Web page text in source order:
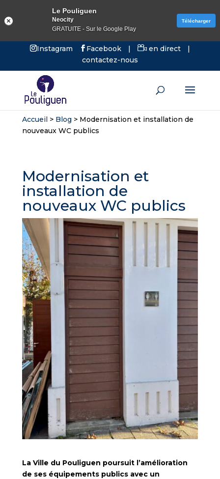
Instagram Facebook | en direct
|
contactez-nous
Accueil> Blog > Modernisation et installation de
nouveaux WC publics
Modernisation et
installation de
nouveaux WC publics
La Ville du Pouliguen poursuit l’amélioration
de ses équipements publics avec un
Le Pouliguen
Neocity
GRATUITE - Sur le Google Play
Télécharger